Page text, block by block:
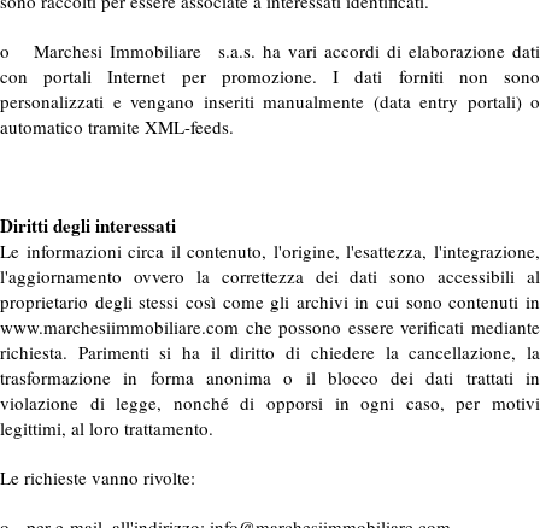
o Marchesi Immobiliare s.a.s. ha vari accordi di elaborazione dati
con portali Internet per promozione. I dati forniti non sono
personalizzati e vengano inseriti manualmente (data entry portali) o
automatico tramite XML-feeds.
Diritti degli interessati
Le informazioni circa il contenuto, l'origine, l'esattezza, l'integrazione,
l'aggiornamento ovvero la correttezza dei dati sono accessibili al
proprietario degli stessi così come gli archivi in cui sono contenuti in
www.marchesiimmobiliare.com che possono essere verificati mediante
richiesta. Parimenti si ha il diritto di chiedere la cancellazione, la
trasformazione in forma anonima o il blocco dei dati trattati in
violazione di legge, nonché di opporsi in ogni caso, per motivi
legittimi, al loro trattamento.
Le richieste vanno rivolte: